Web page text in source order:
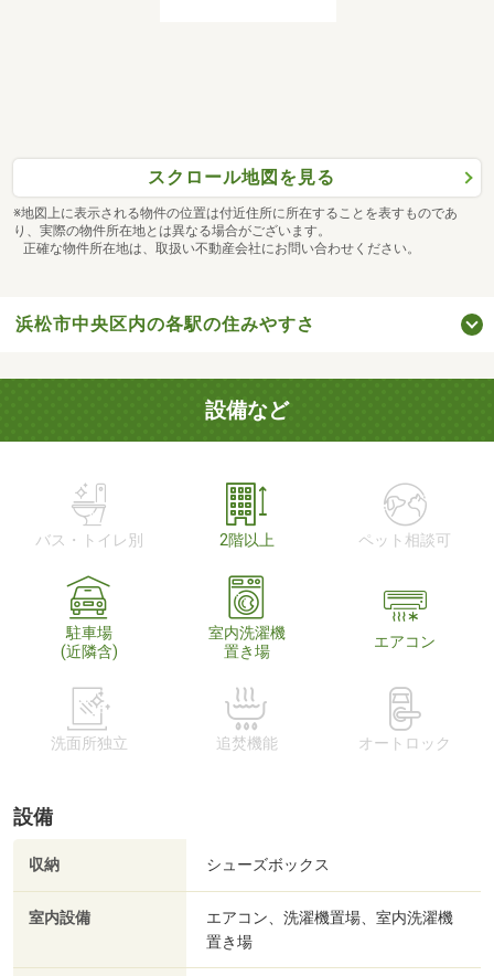
スクロール地図を見る
※地図上に表示される物件の位置は付近住所に所在することを表すものであ
り、実際の物件所在地とは異なる場合がございます。
正確な物件所在地は、取扱い不動産会社にお問い合わせください。
浜松市中央区内の各駅の住みやすさ
設備など
バス・トイレ別 2階以上 ペット相談可
駐車場
(近隣含)
室内洗濯機
置き場
エアコン
洗面所独立 追焚機能 オートロック
設備
収納 シューズボックス
室内設備
エアコン、洗濯機置場、室内洗濯機
置き場